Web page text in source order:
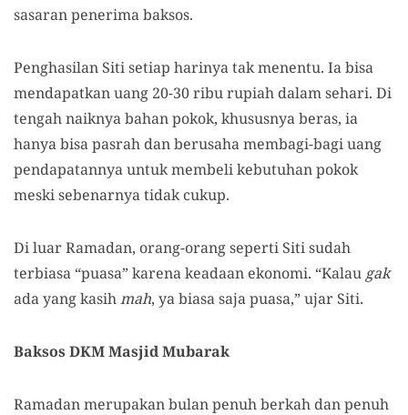
sasaran penerima baksos.
Penghasilan Siti setiap harinya tak menentu. Ia bisa
mendapatkan uang 20-30 ribu rupiah dalam sehari. Di
tengah naiknya bahan pokok, khususnya beras, ia
hanya bisa pasrah dan berusaha membagi-bagi uang
pendapatannya untuk membeli kebutuhan pokok
meski sebenarnya tidak cukup.
Di luar Ramadan, orang-orang seperti Siti sudah
terbiasa “puasa” karena keadaan ekonomi. “Kalau gak
ada yang kasihmah, ya biasa saja puasa,” ujar Siti.
Baksos DKM Masjid Mubarak
Ramadan merupakan bulan penuh berkah dan penuh